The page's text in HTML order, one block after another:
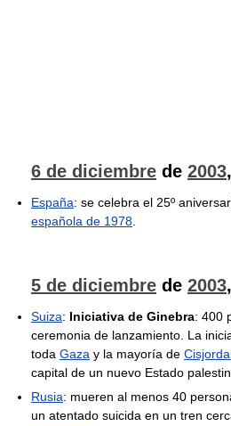
6 de diciembre de 2003,
España: se celebra el 25º
española de 1978
5 de diciembre de 2003,
Suiza: Iniciativa de Ginebra: 400
ceremonia de lanzamiento. La
toda Gaza y la mayoría de
capital de un nuevo Estado
Rusia: mueren al menos 40
un atentado suicida en un tren